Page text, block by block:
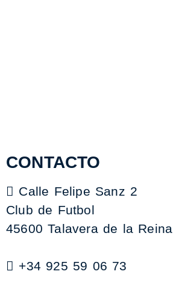
CONTACTO
Calle Felipe Sanz 2
Club de Futbol
45600 Talavera de la Reina
+34 925 59 06 73